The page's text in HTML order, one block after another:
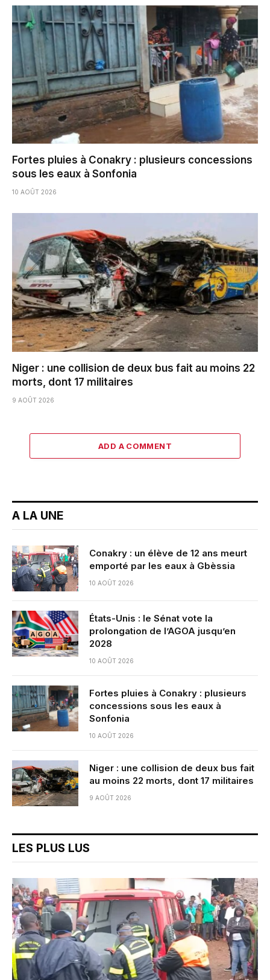
Fortes pluies à Conakry : plusieurs concessions
sous les eaux à Sonfonia
10 AOÛT 2026
Niger : une collision de deux bus fait au moins 22
morts, dont 17 militaires
9 AOÛT 2026
ADD A COMMENT
A LA UNE
Conakry : un élève de 12 ans meurt
emporté par les eaux à Gbèssia
10 AOÛT 2026
États-Unis : le Sénat vote la
prolongation de l’AGOA jusqu’en
2028
10 AOÛT 2026
Fortes pluies à Conakry : plusieurs
concessions sous les eaux à
Sonfonia
10 AOÛT 2026
Niger : une collision de deux bus fait
au moins 22 morts, dont 17 militaires
9 AOÛT 2026
LES PLUS LUS